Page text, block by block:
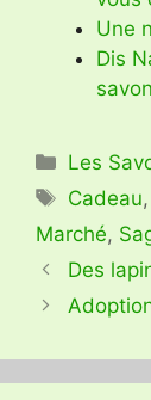
Une
Dis
Les
Cadeau,
Marché,
Des